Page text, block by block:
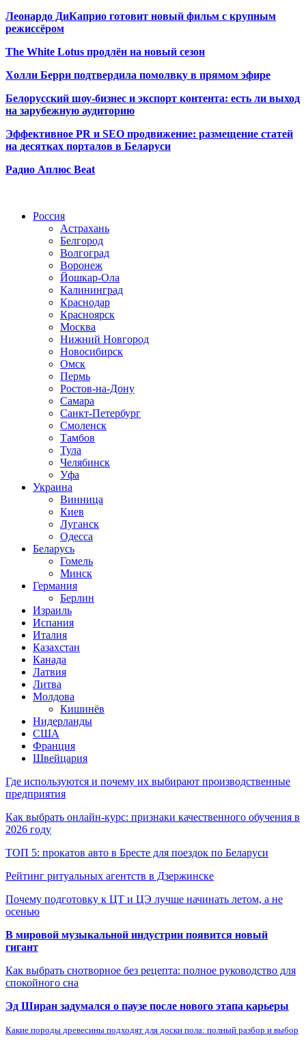
Леонардо ДиКаприо готовит новый фильм с крупным
режиссёром
The White Lotus продлён на новый сезон
Холли Берри подтвердила помолвку в прямом эфире
Белорусский шоу-бизнес и экспорт контента: есть ли выход
на зарубежную аудиторию
Эффективное PR и SEO продвижение: размещение статей
на десятках порталов в Беларуси
Радио Аплюс Beat
Россия
Астрахань
Белгород
Волгоград
Воронеж
Йошкар-Ола
Калининград
Краснодар
Красноярск
Москва
Нижний Новгород
Новосибирск
Омск
Пермь
Ростов-на-Дону
Самара
Санкт-Петербург
Смоленск
Тамбов
Тула
Челябинск
Уфа
Украина
Винница
Киев
Луганск
Одесса
Беларусь
Гомель
Минск
Германия
Берлин
Израиль
Испания
Италия
Казахстан
Канада
Латвия
Литва
Молдова
Кишинёв
Нидерланды
США
Франция
Швейцария
Где используются и почему их выбирают производственные
предприятия
Как выбрать онлайн-курс: признаки качественного обучения в
2026 году
ТОП 5: прокатов авто в Бресте для поездок по Беларуси
Рейтинг ритуальных агентств в Дзержинске
Почему подготовку к ЦТ и ЦЭ лучше начинать летом, а не
осенью
В мировой музыкальной индустрии появится новый
гигант
Как выбрать снотворное без рецепта: полное руководство для
спокойного сна
Эд Ширан задумался о паузе после нового этапа карьеры
Какие породы древесины подходят для доски пола: полный разбор и выбор